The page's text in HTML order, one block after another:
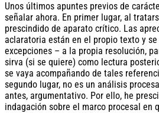
Unos últimos apuntes previos de
señalar ahora. En primer lugar, al
prescindido de aparato crítico. Las
aclaratoria están en el propio texto y
excepciones – a la propia resolución,
sirva (si se quiere) como lectura
se vaya acompañando de tales
segundo lugar, no es un análisis
antes, argumentativo. Por ello, he
indagación sobre el marco procesal en